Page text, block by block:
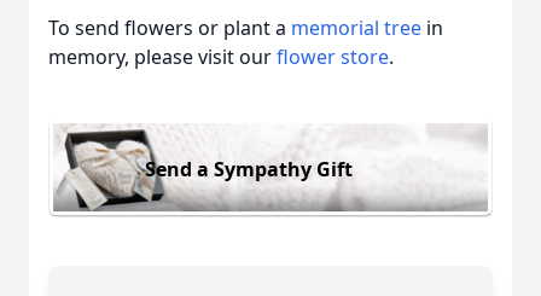
To send flowers or plant a memorial tree in
memory, please visit ourflower store.
Send a Sympathy Gift